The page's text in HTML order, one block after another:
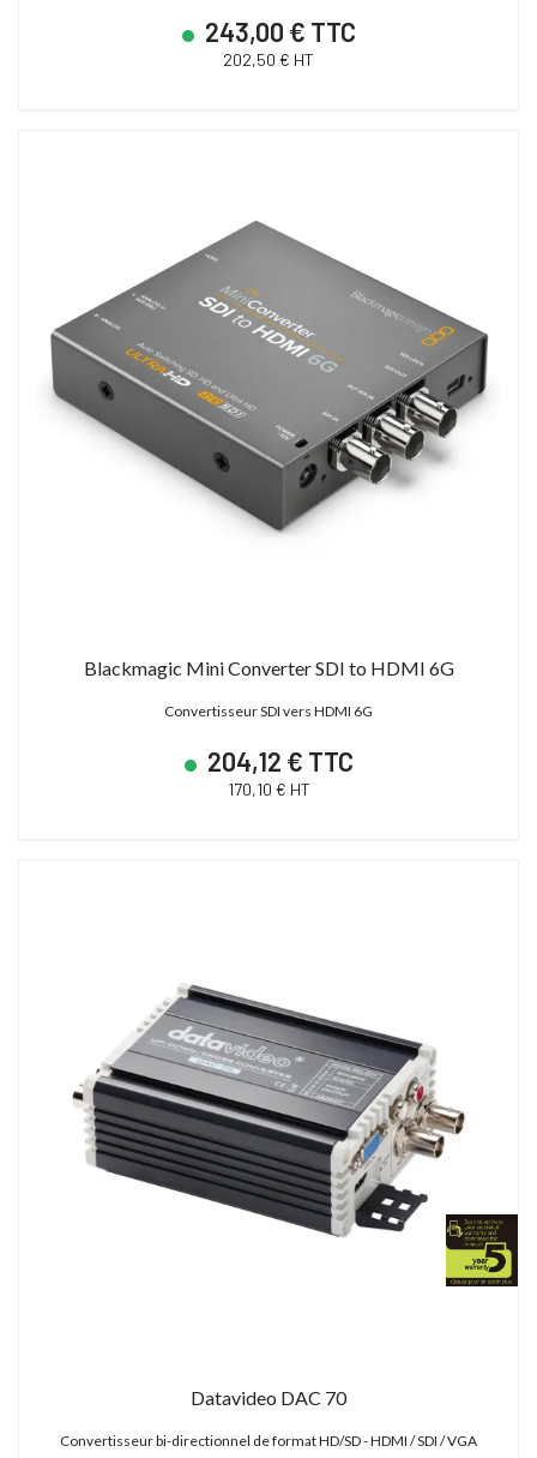
243,00 € TTC
202,50 € HT
Blackmagic Mini Converter SDI to HDMI 6G
Convertisseur SDI vers HDMI 6G
204,12 € TTC
170,10 € HT
Datavideo DAC 70
Convertisseur bi-directionnel de format HD/SD - HDMI / SDI / VGA